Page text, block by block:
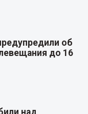
об
до 16
над